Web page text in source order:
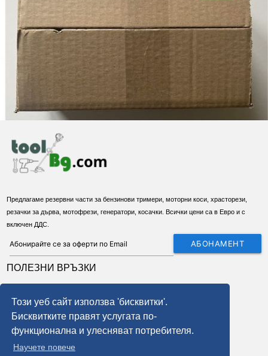
Този уеб сайт използва 'бисквитки'.
Бисквитките правят услугата по-
функционална и улесняват потребителя.
Научете повече
Предлагаме резервни части за бензинови тримери, моторни коси, храсторези,
резачки за дърва, мотофрези, генератори, косачки. Всички цени са в Евро и с
включен ДДС.
АБОНАМЕНТ
ПОЛЕЗНИ ВРЪЗКИ
Условия
Доставка